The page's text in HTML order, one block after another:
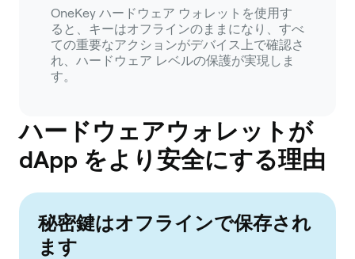
OneKey ハードウェア ウォレットを使用す
ると、キーはオフラインのままになり、すべ
ての重要なアクションがデバイス上で確認さ
れ、ハードウェア レベルの保護が実現しま
す。
ハードウェアウォレットが
dApp をより安全にする理由
秘密鍵はオフラインで保存され
ます